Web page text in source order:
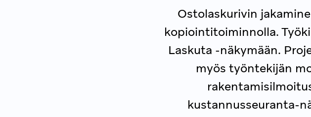
Ostolaskurivin
kopiointitoiminnolla.
Laskuta -näkymään.
myös työntekijän
kustannusseuranta-